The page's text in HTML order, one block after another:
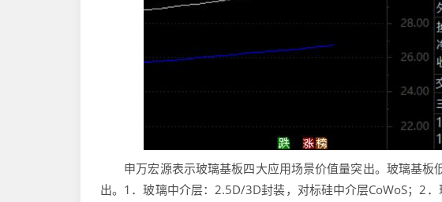
申万宏源表示玻璃基板四大应用场景价值量突出。玻璃基板
出。1．玻璃中介层：2.5D/3D封装，对标硅中介层CoWoS；2．